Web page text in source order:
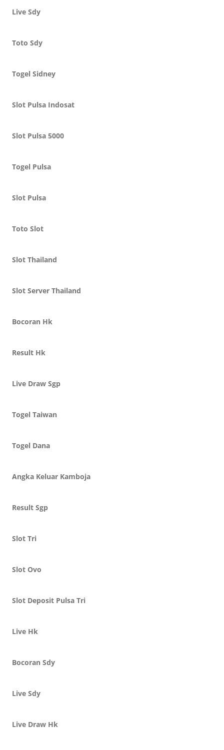
Live Sdy
Toto Sdy
Togel Sidney
Slot Pulsa Indosat
Slot Pulsa 5000
Togel Pulsa
Slot Pulsa
Toto Slot
Slot Thailand
Slot Server Thailand
Bocoran Hk
Result Hk
Live Draw Sgp
Togel Taiwan
Togel Dana
Angka Keluar Kamboja
Result Sgp
Slot Tri
Slot Ovo
Slot Deposit Pulsa Tri
Live Hk
Bocoran Sdy
Live Sdy
Live Draw Hk